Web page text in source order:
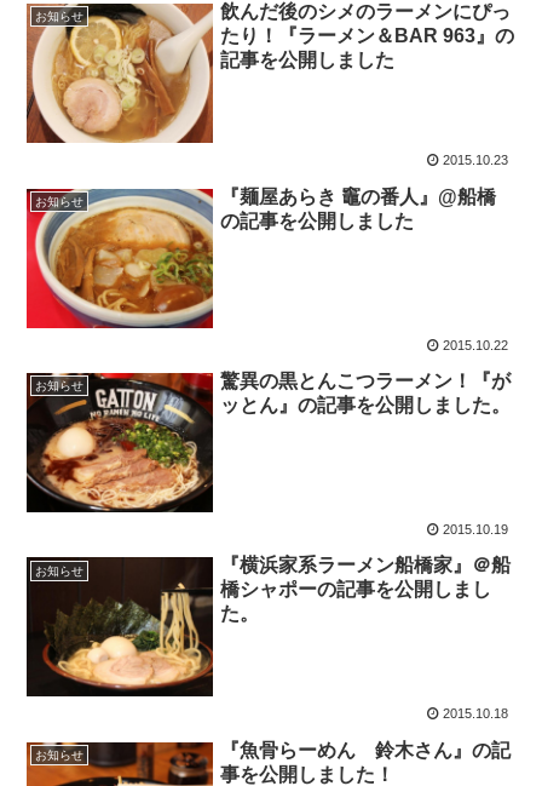
お知らせ
飲んだ後のシメのラーメンにぴっ
たり！『ラーメン＆BAR 963』の
記事を公開しました
2015.10.23
お知らせ
『麺屋あらき 竈の番人』@船橋
の記事を公開しました
2015.10.22
お知らせ
驚異の黒とんこつラーメン！『が
ッとん』の記事を公開しました。
2015.10.19
お知らせ
『横浜家系ラーメン船橋家』＠船
橋シャポーの記事を公開しまし
た。
2015.10.18
お知らせ
『魚骨らーめん 鈴木さん』の記
事を公開しました！